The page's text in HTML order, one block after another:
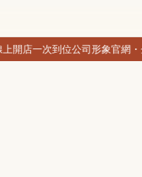
店一次到位公司形象官網・